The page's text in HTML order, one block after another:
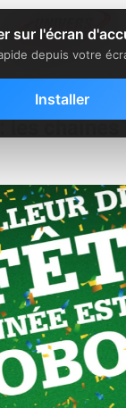
du
les
sur l'écran
depuis votre
Installer